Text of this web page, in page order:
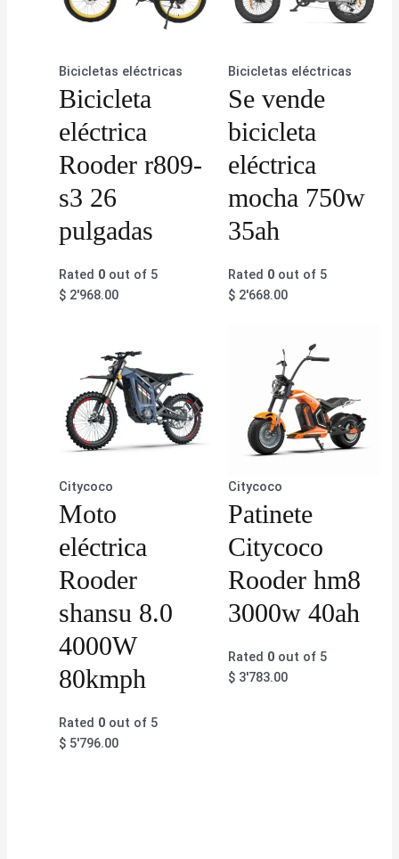
Bicicletas eléctricas
Bicicleta
eléctrica
Rooder r809-
s3 26
pulgadas
Rated 0 out of 5
$ 2'968.00
Bicicletas eléctricas
Se vende
bicicleta
eléctrica
mocha 750w
35ah
Rated 0out of 5
$2'668.00
Citycoco
Moto
eléctrica
Rooder
shansu 8.0
4000W
80kmph
Rated 0 out of 5
$ 5'796.00
Citycoco
Patinete
Citycoco
Rooder hm8
3000w 40ah
Rated 0out of 5
$3'783.00